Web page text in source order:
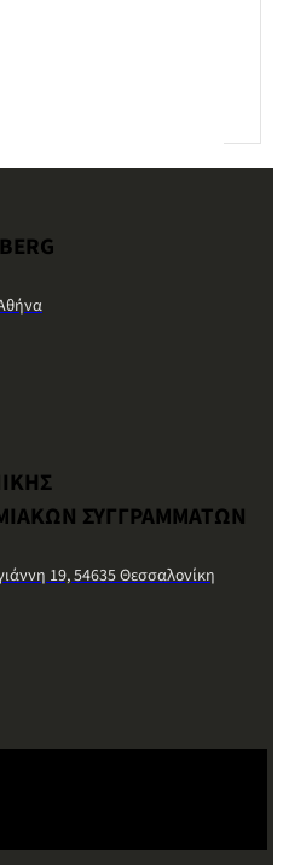
ΣΥΓΓΡΑΜΜΑΤΩΝ
19, 54635 Θεσσαλονίκη